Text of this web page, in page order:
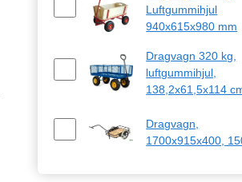
Luftgummihjul
940x615x980 mm
Dragvagn 320 kg,
luftgummihjul,
138,2x61,5x114
Dragvagn,
1700x915x400,